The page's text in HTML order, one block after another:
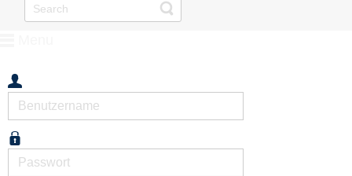
Benutzername
Passwort